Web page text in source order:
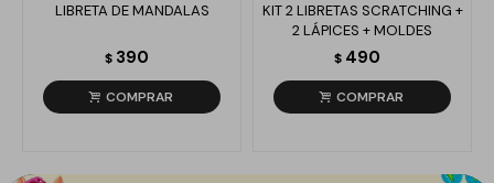
LIBRETA DE MANDALAS
$ 390
KIT 2 LIBRETAS SCRATCHING +
2 LÁPICES + MOLDES
$ 490